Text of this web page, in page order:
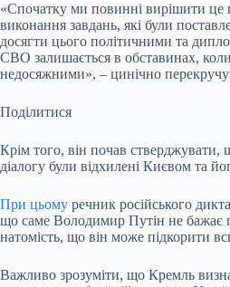
«Спочатку ми повинні вирішити це
виконання завдань, які були
досягти цього політичними та
СВО залишається в обставинах,
недосяжними», – цинічно
Поділитися
Крім того, він почав стверджувати,
діалогу були відхилені Києвом та
При цьому речник російського
що саме Володимир Путін не бажає
натомість, що він може підкорити
Важливо зрозуміти, що Кремль